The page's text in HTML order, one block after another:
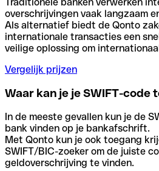
Traditionele banken verwerken
overschrijvingen vaak langzaam
Als alternatief biedt de Qonto
internationale transacties een
veilige oplossing om
Vergelijk prijzen
Waar kan je je SWIFT-code
In de meeste gevallen kun je de
bank vinden op je bankafschrift.
Met Qonto kun je ook toegang
SWIFT/BIC-zoeker om de juiste
geldoverschrijving te vinden.